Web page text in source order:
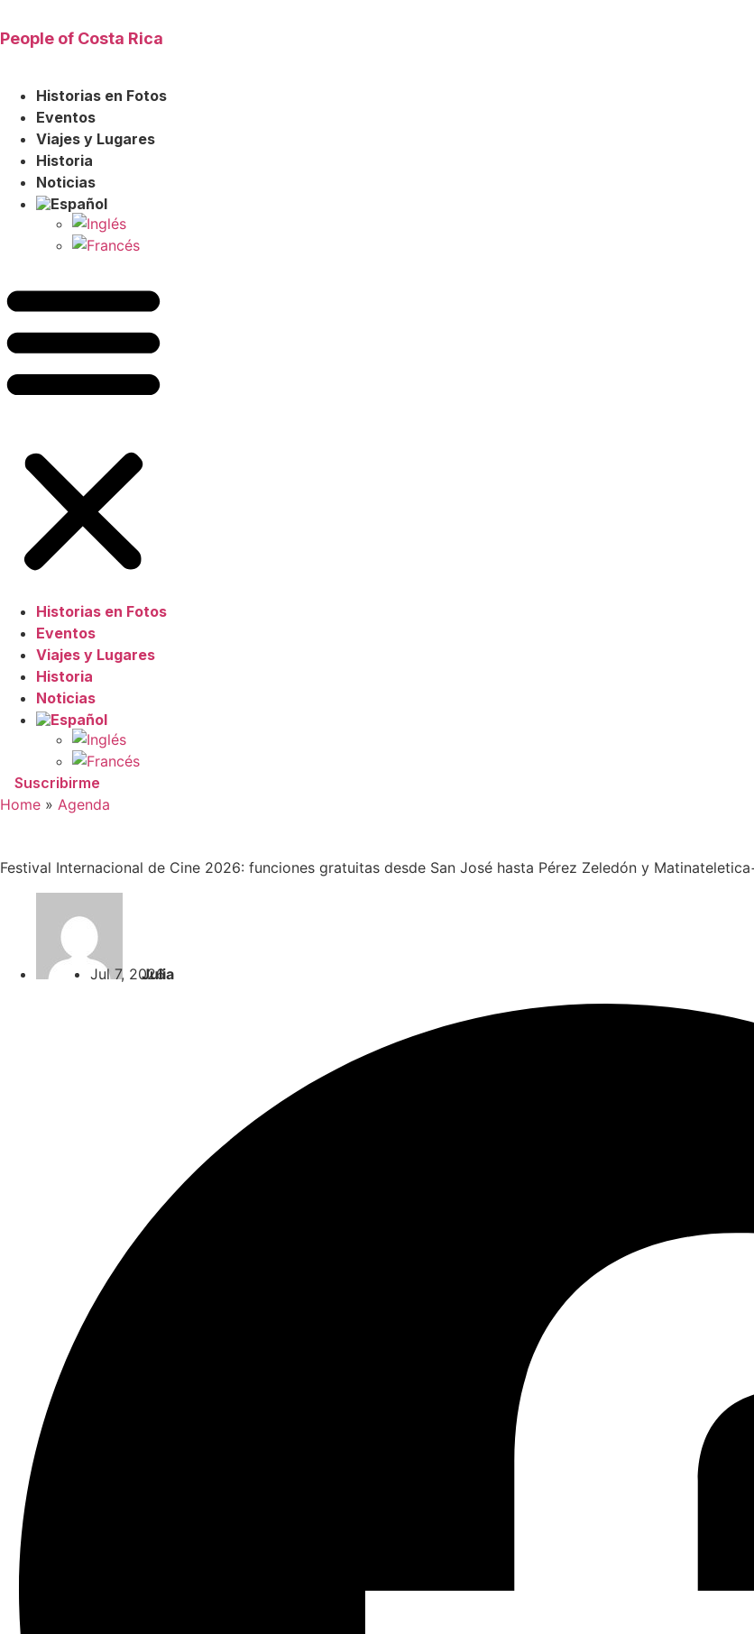
al
contenido
People of Costa Rica
Historias en Fotos
Eventos
Viajes y Lugares
Historia
Noticias
Historias en Fotos
Eventos
Viajes y Lugares
Historia
Noticias
Suscribirme
Home » Agenda
Festival Internacional de Cine 2026: funciones gratuitas desde San José hasta Pérez Zeledón y
Julia
Jul 7, 2026